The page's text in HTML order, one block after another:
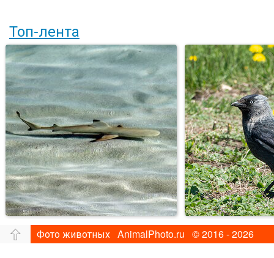
Топ-лента
Фото животных AnimalPhoto.ru © 2016 - 2026